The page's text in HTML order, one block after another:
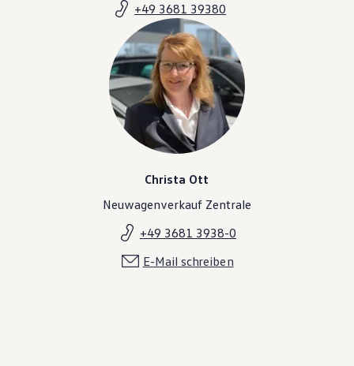
+49 3681 39380
Christa Ott
Neuwagenverkauf Zentrale
+49 3681 3938-0
E-Mail schreiben